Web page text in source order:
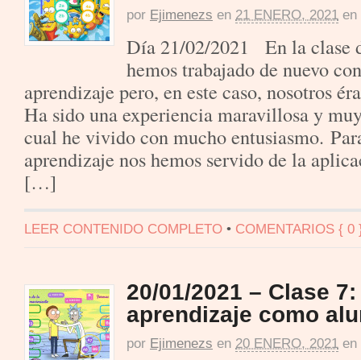
por Ejimenezs en 21 ENERO, 2021 en
Día 21/02/2021 En la clase
hemos trabajado de nuevo
aprendizaje pero, en este caso, nosotros
Ha sido una experiencia maravillosa y
cual he vivido con mucho entusiasmo.
aprendizaje nos hemos servido de la
[…]
LEER CONTENIDO COMPLETO • COMENTARIOS { 0
20/01/2021 – Clase
aprendizaje como
por Ejimenezs en 20 ENERO, 2021 en